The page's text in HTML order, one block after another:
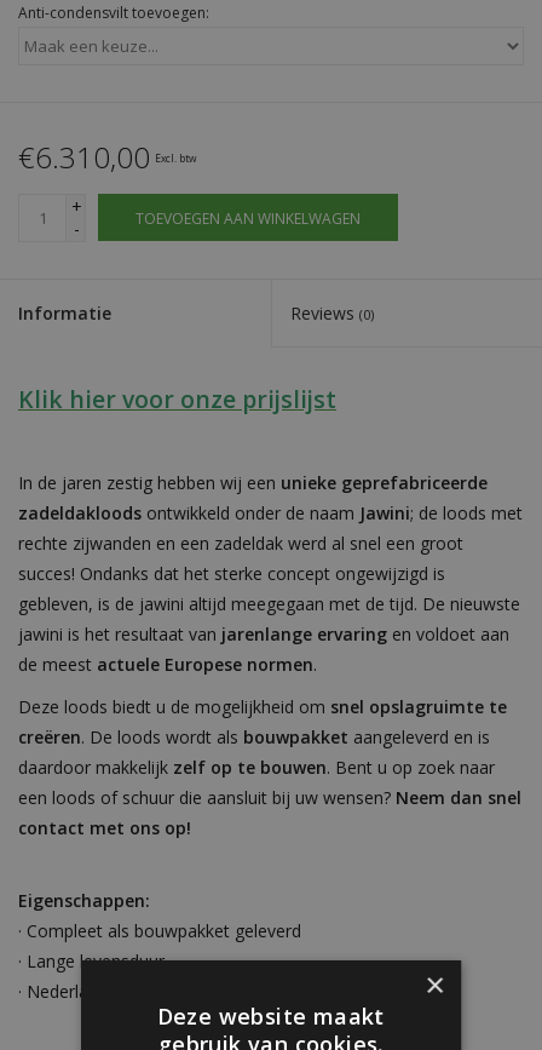
Anti-condensvilt toevoegen:
€6.310,00 Excl. btw
+
-
TOEVOEGEN AAN WINKELWAGEN
Informatie Reviews (0)
Klik hier voor onze prijslijst
In de jaren zestig hebben wij een unieke geprefabriceerde
zadeldakloods ontwikkeld onder de naam Jawini; de loods met
rechte zijwanden en een zadeldak werd al snel een groot
succes! Ondanks dat het sterke concept ongewijzigd is
gebleven, is de jawini altijd meegegaan met de tijd. De nieuwste
jawini is het resultaat van jarenlange ervaring en voldoet aan
de meest actuele Europese normen.
Deze loods biedt u de mogelijkheid om snel opslagruimte te
creëren. De loods wordt als bouwpakket aangeleverd en is
daardoor makkelijk zelf op te bouwen. Bent u op zoek naar
een loods of schuur die aansluit bij uw wensen? Neem dan snel
contact met ons op!
Eigenschappen:
· Compleet als bouwpakket geleverd
· Lange levensduur
· Nederlandse kwaliteit
×
Deze website maakt
gebruik van cookies.